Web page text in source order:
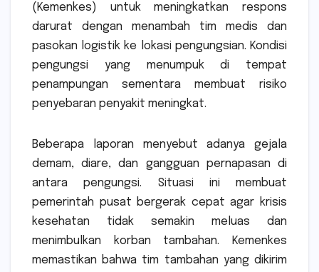
(Kemenkes) untuk meningkatkan respons
darurat dengan menambah tim medis dan
pasokan logistik ke lokasi pengungsian. Kondisi
pengungsi yang menumpuk di tempat
penampungan sementara membuat risiko
penyebaran penyakit meningkat.
Beberapa laporan menyebut adanya gejala
demam, diare, dan gangguan pernapasan di
antara pengungsi. Situasi ini membuat
pemerintah pusat bergerak cepat agar krisis
kesehatan tidak semakin meluas dan
menimbulkan korban tambahan. Kemenkes
memastikan bahwa tim tambahan yang dikirim